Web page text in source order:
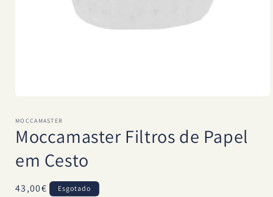
multimédia
em
modal
MOCCAMASTER
Moccamaster Filtros de Papel
em Cesto
Preço
43,00€ Esgotado